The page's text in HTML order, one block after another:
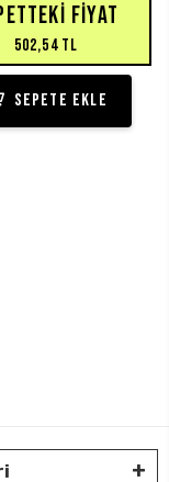
FIYAT
502,54 TL
SEPETE EKLE